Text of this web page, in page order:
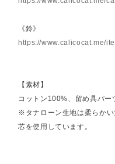
《鈴》
https://www.calicocat.me/
【素材】
コットン100%、留め具パー
※タナローン生地は柔らか
芯を使用しています。